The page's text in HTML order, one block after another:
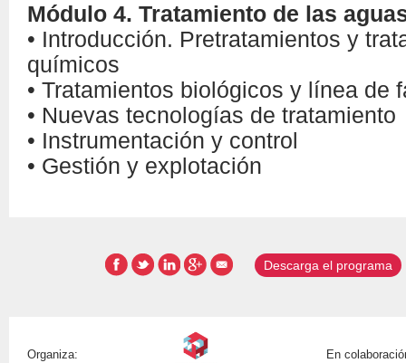
Módulo 4. Tratamiento de las
• Introducción. Pretratamientos y
químicos
• Tratamientos biológicos y línea de
• Nuevas tecnologías de tratamiento
• Instrumentación y control
• Gestión y explotación
Descarga el programa
Organiza: En